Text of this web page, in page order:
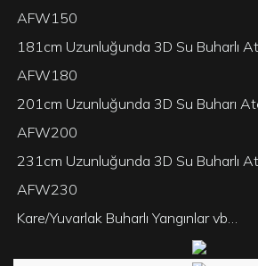
AFW150
181cm Uzunluğunda 3D Su Buharlı
AFW180
201cm Uzunluğunda 3D Su Buharı
AFW200
231cm Uzunluğunda 3D Su Buharlı
AFW230
Kare/Yuvarlak Buharlı Yangınlar vb…